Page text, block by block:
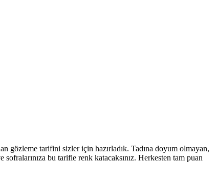
gözleme tarifini sizler için hazırladık. Tadına doyum olmayan,
sofralarınıza bu tarifle renk katacaksınız. Herkesten tam puan